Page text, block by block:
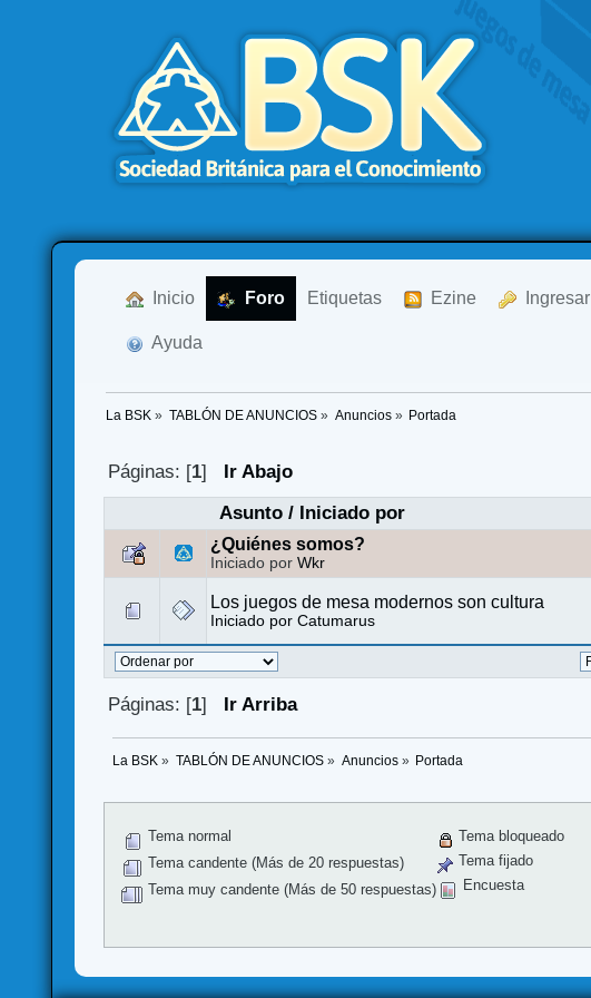
Inicio Foro Etiquetas Ezine Ingresar
Ayuda
La BSK » TABLÓN DE ANUNCIOS» Anuncios» Portada
Páginas: [1]
Ir Abajo
Asunto/ Iniciado por
¿Quiénes somos?
Iniciado porWkr
Los juegos de mesa modernos son cultura
Iniciado porCatumarus
Páginas: [1] Ir Arriba
La BSK » TABLÓN DE ANUNCIOS» Anuncios» Portada
Tema normal
Tema candente (Más de 20 respuestas)
Tema muy candente (Más de 50 respuestas)
Tema bloqueado
Tema fijado
Encuesta